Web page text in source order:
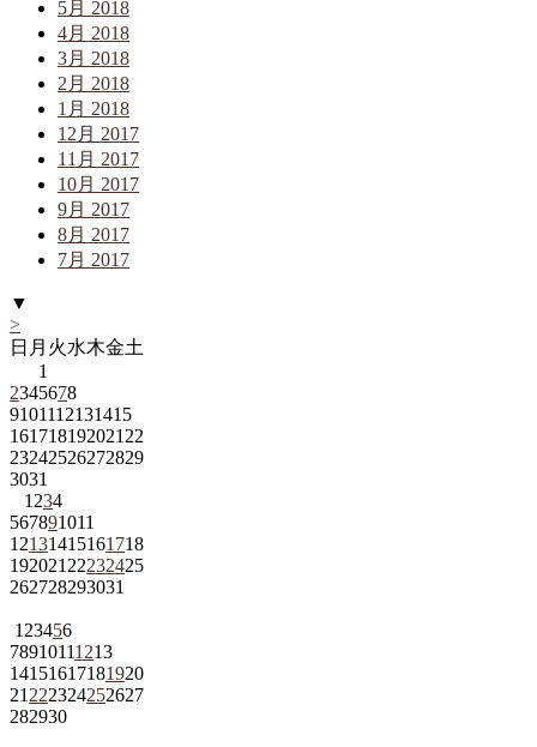
5月 2018
4月 2018
3月 2018
2月 2018
1月 2018
12月 2017
11月 2017
10月 2017
9月 2017
8月 2017
7月 2017
▼
>
日 月 火水木金土
1
2345678
9101112131415
161718192021 22
23242526272829
3031
1 234
567891011
12131415161718
192021 22232425
262728293031
1 23456
78910111213
14151617181920
21 222324252627
282930